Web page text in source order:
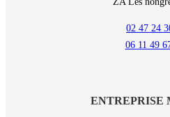
02 47 24
06 11 49
ENTREPRISE